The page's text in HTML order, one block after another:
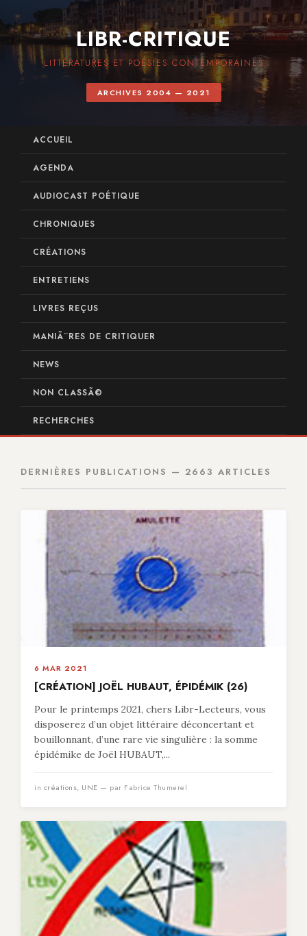
LIBR-CRITIQUE
LITTÉRATURES ET POÉSIES CONTEMPORAINES
ARCHIVES 2004 — 2021
ACCUEIL
AGENDA
AUDIOCAST POÉTIQUE
CHRONIQUES
CRÉATIONS
ENTRETIENS
LIVRES REÇUS
MANIÃ¨RES DE CRITIQUER
NEWS
NON CLASSÃ©
RECHERCHES
DERNIÈRES PUBLICATIONS — 2663 ARTICLES
6 MAR 2021
[CRÉATION] JOËL HUBAUT, ÉPIDÉMIK (26)
Pour le printemps 2021, chers Libr-Lecteurs, vous
disposerez d’un objet littéraire déconcertant et
bouillonnant, d’une rare vie singulière : la somme
épidémike de Joël HUBAUT,...
in créations, UNE — par Fabrice Thumerel